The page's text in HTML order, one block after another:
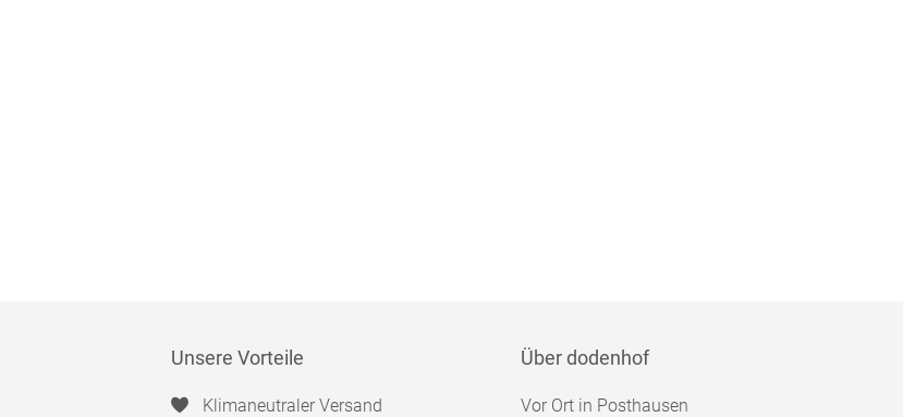
Unsere Vorteile
Klimaneutraler Versand
Über dodenhof
Vor Ort in Posthausen